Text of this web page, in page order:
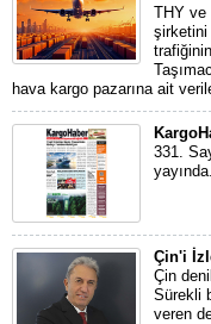
THY ve
şirketini
hava kargo pazarına ait
331.
yayında.
Çin'i
Çin
Sürekli
veren